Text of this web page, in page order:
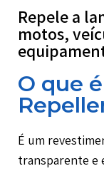
Repele a
motos,
O que
É um
transparente e